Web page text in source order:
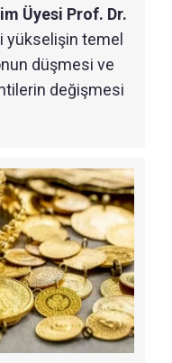
Üyesi Prof. Dr.
yükselişin temel
düşmesi ve
değişmesi